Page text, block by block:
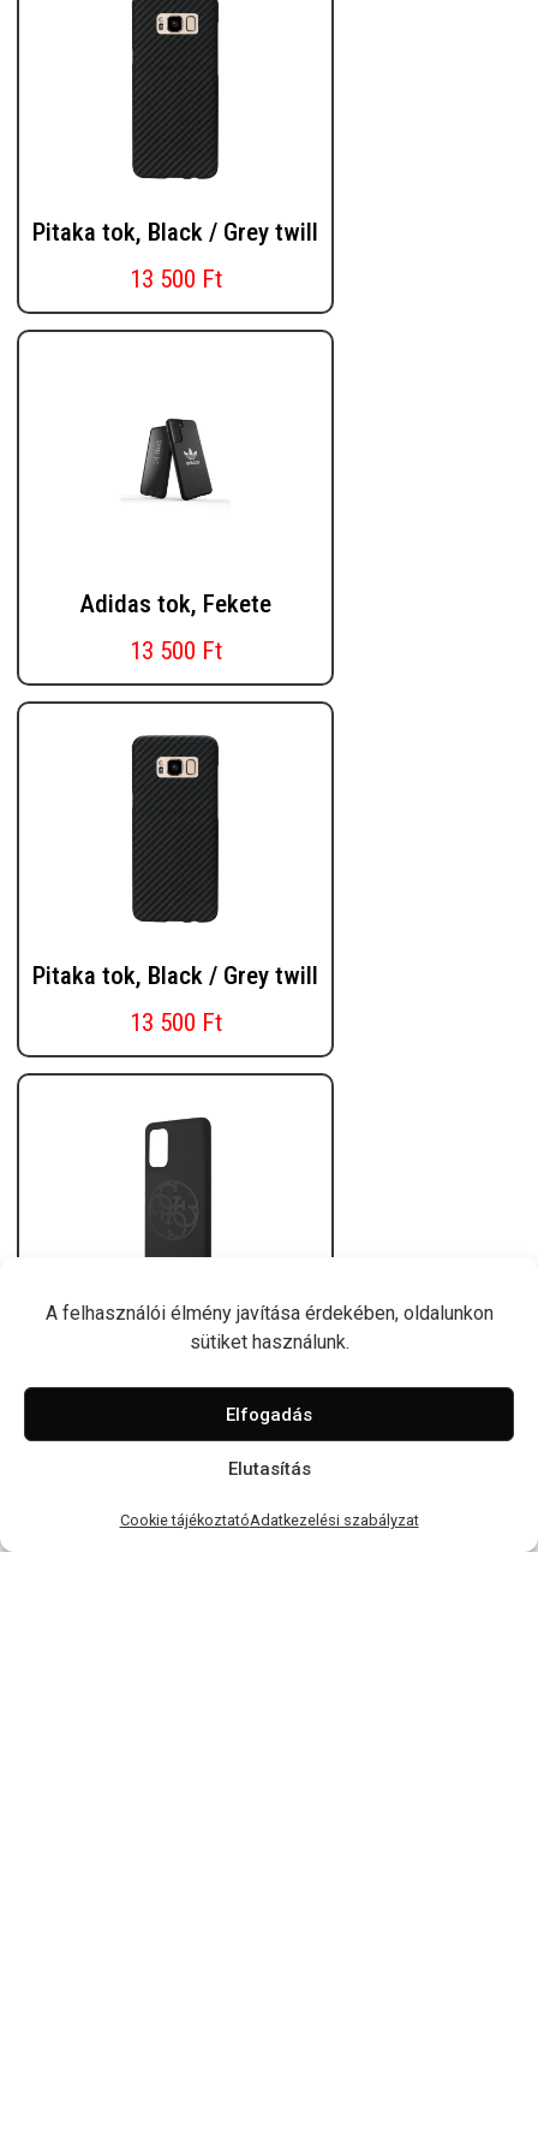
A felhasználói élmény javítása érdekében, oldalunkon
sütiket használunk.
Elfogadás
Elutasítás
Cookie tájékoztatóAdatkezelési szabályzat
Pitaka tok, Black / Grey twill
13 500 Ft
Adidas tok, Fekete
13 500 Ft
Pitaka tok, Black / Grey twill
13 500 Ft
Guess tok, Fekete
13 500 Ft
1 2 3 ... 5